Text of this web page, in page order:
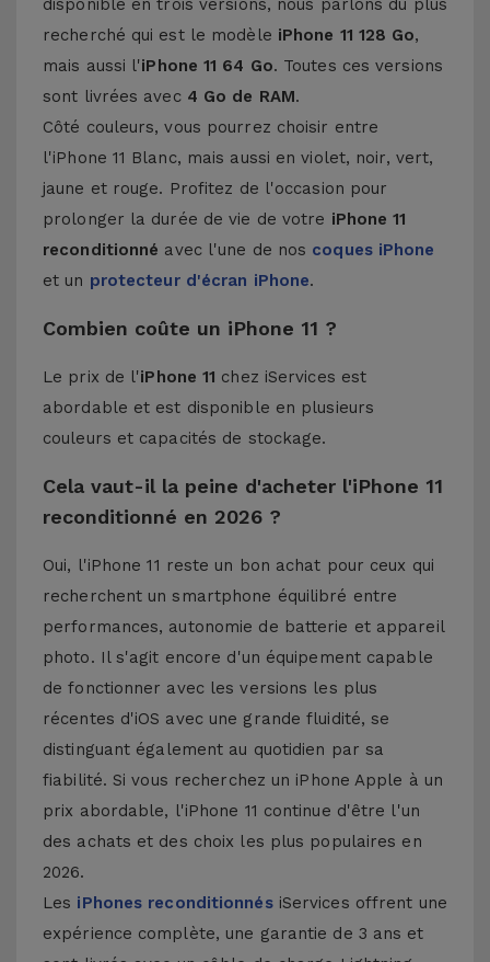
disponible en trois versions, nous parlons du plus
recherché qui est le modèle iPhone 11 128 Go,
mais aussi l'iPhone 11 64 Go. Toutes ces versions
sont livrées avec 4 Go de RAM.
Côté couleurs, vous pourrez choisir entre
l'iPhone 11 Blanc, mais aussi en violet, noir, vert,
jaune et rouge. Profitez de l'occasion pour
prolonger la durée de vie de votre iPhone 11
reconditionné avec l'une de nos coques iPhone
et un protecteur d'écran iPhone.
Combien coûte un iPhone 11 ?
Le prix de l'iPhone 11 chez iServices est
abordable et est disponible en plusieurs
couleurs et capacités de stockage.
Cela vaut-il la peine d'acheter l'iPhone 11
reconditionné en 2026 ?
Oui, l'iPhone 11 reste un bon achat pour ceux qui
recherchent un smartphone équilibré entre
performances, autonomie de batterie et appareil
photo. Il s'agit encore d'un équipement capable
de fonctionner avec les versions les plus
récentes d'iOS avec une grande fluidité, se
distinguant également au quotidien par sa
fiabilité. Si vous recherchez un iPhone Apple à un
prix abordable, l'iPhone 11 continue d'être l'un
des achats et des choix les plus populaires en
2026.
Les iPhones reconditionnésiServices offrent une
expérience complète, une garantie de 3 ans et